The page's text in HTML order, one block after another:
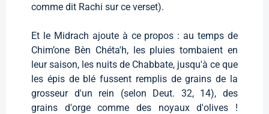
comme dit Rachi sur ce verset).
Et le Midrach ajoute à ce propos : au temps de
Chim’one Bèn Chéta'h, les pluies tombaient en
leur saison, les nuits de Chabbate, jusqu'à ce que
les épis de blé fussent remplis de grains de la
grosseur d'un rein (selon Deut. 32, 14), des
grains d'orge comme des noyaux d'olives !